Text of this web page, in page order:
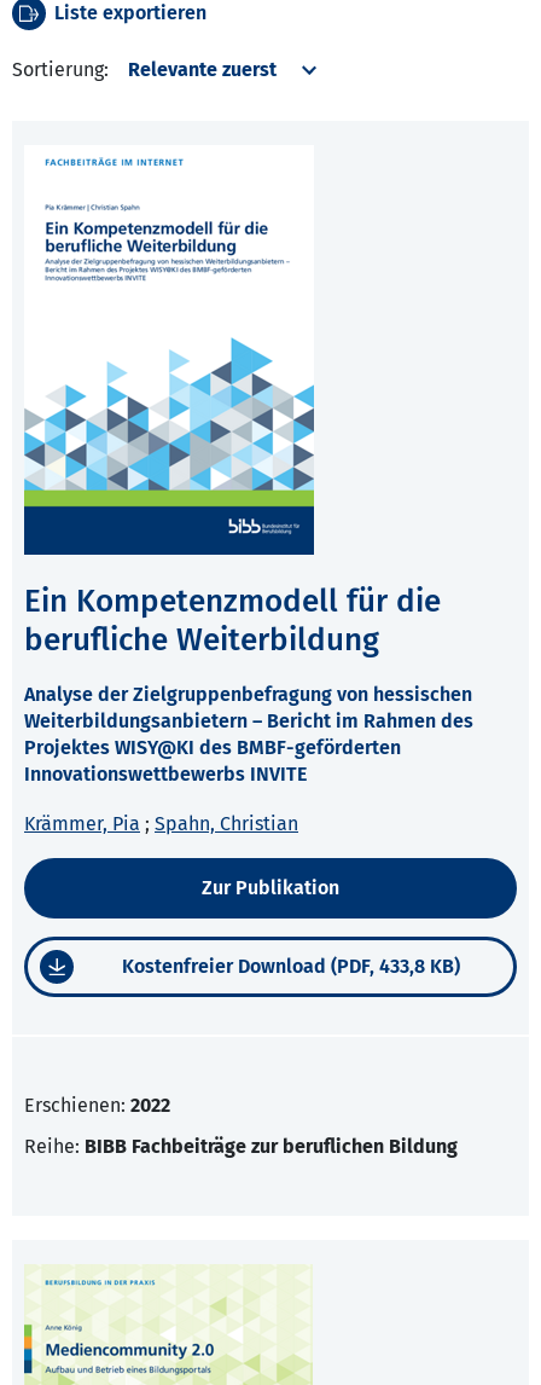
Liste exportieren
Sortierung:
Ein Kompetenzmodell für die
berufliche Weiterbildung
Analyse der Zielgruppenbefragung von hessischen
Weiterbildungsanbietern – Bericht im Rahmen des
Projektes WISY@KI des BMBF-geförderten
Innovationswettbewerbs INVITE
Krämmer, Pia ; Spahn, Christian
Zur Publikation
Kostenfreier Download (PDF, 433,8 KB)
Erschienen: 2022
Reihe: BIBB Fachbeiträge zur beruflichen Bildung